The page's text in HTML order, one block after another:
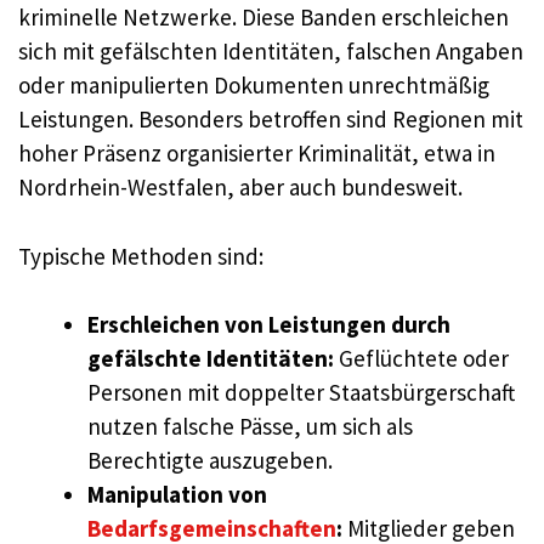
kriminelle Netzwerke. Diese Banden erschleichen
sich mit gefälschten Identitäten, falschen Angaben
oder manipulierten Dokumenten unrechtmäßig
Leistungen. Besonders betroffen sind Regionen mit
hoher Präsenz organisierter Kriminalität, etwa in
Nordrhein-Westfalen, aber auch bundesweit.
Typische Methoden sind:
Erschleichen von Leistungen durch
gefälschte Identitäten: Geflüchtete oder
Personen mit doppelter Staatsbürgerschaft
nutzen falsche Pässe, um sich als
Berechtigte auszugeben.
Manipulation von
Bedarfsgemeinschaften: Mitglieder geben